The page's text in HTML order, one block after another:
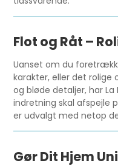
Flot og Råt –
Uanset om du
karakter, eller det
og bløde detaljer, har
indretning skal afspejle
er udvalgt med netop
Gør Dit Hjem